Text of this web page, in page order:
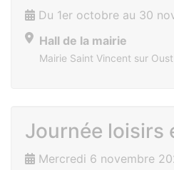
Du 1er octobre au 30
Hall de la mairie
Mairie Saint Vincent sur Oust
Journée loisirs
Mercredi 6 novembre